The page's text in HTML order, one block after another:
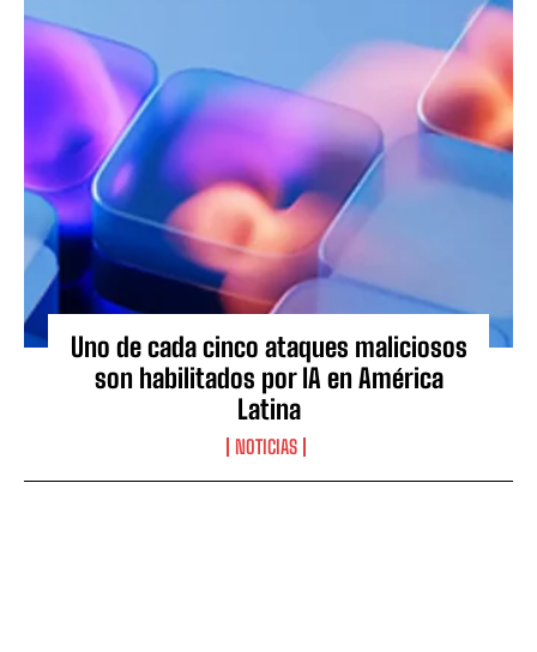
Uno de cada cinco ataques maliciosos
son habilitados por IA en América
Latina
NOTICIAS